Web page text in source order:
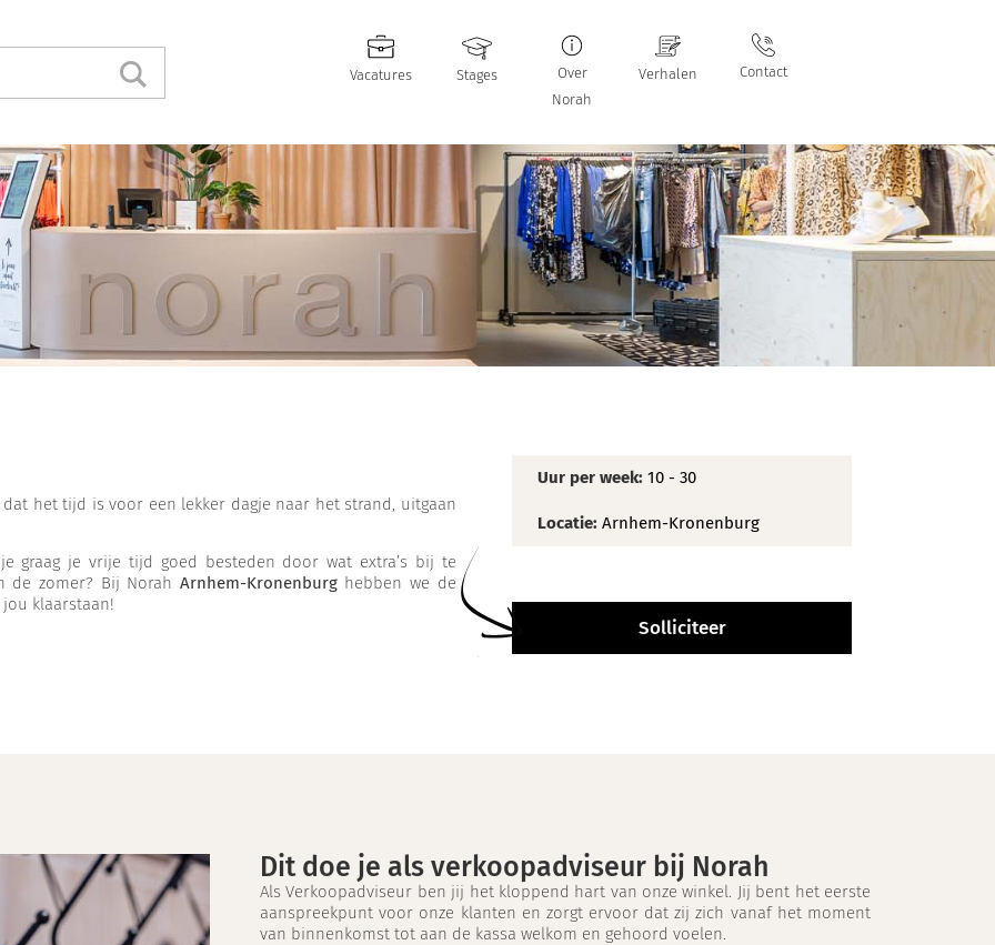
Vacatures Stages
Over
Norah
Verhalen Contact
het tijd is voor een lekker dagje naar het strand, uitgaan
graag je vrije tijd goed besteden door wat extra’s bij te
de zomer? Bij Norah Arnhem-Kronenburg hebben we de
klaarstaan!
Uur per week: 10 - 30
Locatie: Arnhem-Kronenburg
Solliciteer
Dit doe je als verkoopadviseur bij Norah
Als Verkoopadviseur ben jij het kloppend hart van onze winkel. Jij bent het eerste
aanspreekpunt voor onze klanten en zorgt ervoor dat zij zich vanaf het moment
van binnenkomst tot aan de kassa welkom en gehoord voelen.